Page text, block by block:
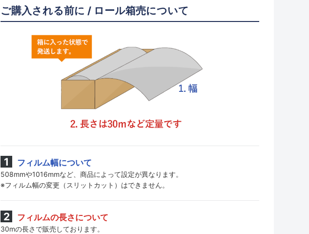
ご購入される前に / ロール箱売について
フィルム幅について
508mmや1016mmなど、商品によって設定が異なります。
※フィルム幅の変更（スリットカット）はできません。
フィルムの長さについて
30mの長さで販売しております。